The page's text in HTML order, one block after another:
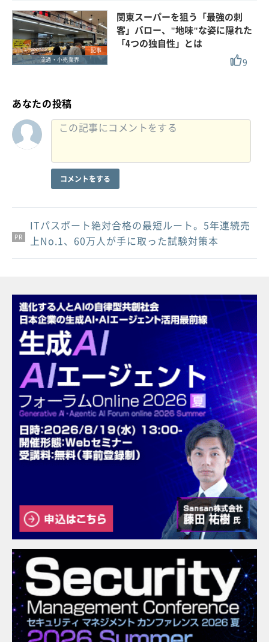
記事
流通・小売業界
関東スーパーを狙う「最強の刺
客」バロー、"地味"な姿に隠れた
「4つの独自性」とは
9
あなたの投稿
コメントをする
PR
PR
PR
ITパスポート絶対合格の最短ルート。5年連続売
上No.1、60万人が手に取った試験対策本